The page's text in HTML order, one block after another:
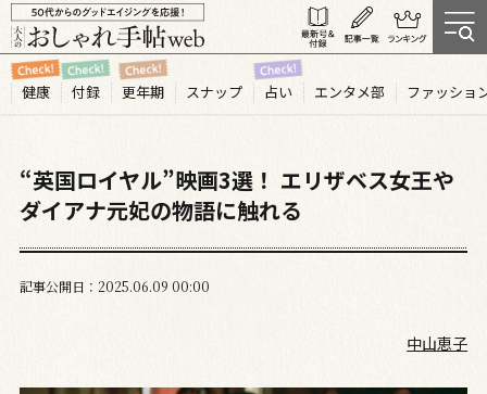
健康 付録 更年期 スナップ 占い エンタメ部 ファッショ
“英国ロイヤル”映画3選！ エリザベス女王や
ダイアナ元妃の物語に触れる
記事公開日 2025.06 09 00:00
中山恵子